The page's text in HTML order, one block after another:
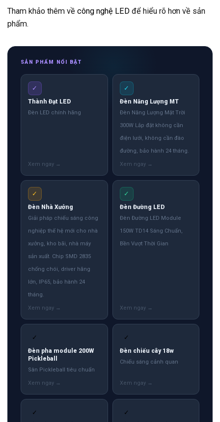
Tham khảo thêm về công nghệ LED để hiểu rõ hơn về sản
phẩm.
SẢN PHẨM NỔI BẬT
✓
Thành Đạt LED
Đèn LED chính hãng
✓
Đèn Năng Lượng MT
Đèn Năng Lượng Mặt Trời
300W Lắp đặt không cần
điện lưới, không cần đào
đường, bảo hành 24 tháng.
✓
Đèn Nhà Xưởng
Giải pháp chiếu sáng công
nghiệp thế hệ mới cho nhà
xưởng, kho bãi, nhà máy
sản xuất. Chip SMD 2835
chống chói, driver hãng
lớn, IP65, bảo hành 24
tháng.
✓
Đèn Đường LED
Đèn Đường LED Module
150W TD14 Sáng Chuẩn,
Bền Vượt Thời Gian
✓
Đèn pha module 200W
Pickleball
Sân Pickleball tiêu chuẩn
✓
Đèn chiếu cây 18w
Chiếu sáng cảnh quan
✓ ✓